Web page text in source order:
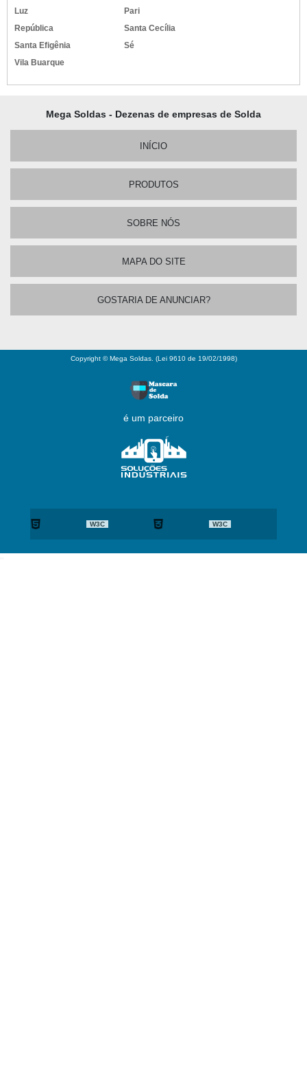
Luz
Pari
República
Santa Cecília
Santa Efigênia
Sé
Vila Buarque
Mega Soldas - Dezenas de empresas de Solda
INÍCIO
PRODUTOS
SOBRE NÓS
MAPA DO SITE
GOSTARIA DE ANUNCIAR?
Copyright © Mega Soldas. (Lei 9610 de 19/02/1998)
é um parceiro
W3C W3C